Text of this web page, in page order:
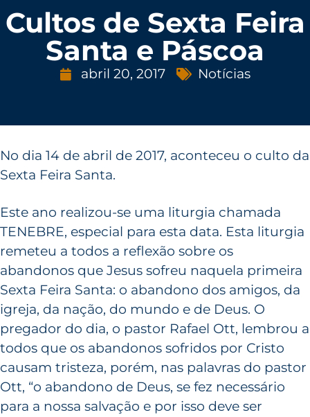
Cultos de Sexta Feira
Santa e Páscoa
abril 20, 2017 Notícias
No dia 14 de abril de 2017, aconteceu o culto da
Sexta Feira Santa.
Este ano realizou-se uma liturgia chamada
TENEBRE, especial para esta data. Esta liturgia
remeteu a todos a reflexão sobre os
abandonos que Jesus sofreu naquela primeira
Sexta Feira Santa: o abandono dos amigos, da
igreja, da nação, do mundo e de Deus. O
pregador do dia, o pastor Rafael Ott, lembrou a
todos que os abandonos sofridos por Cristo
causam tristeza, porém, nas palavras do pastor
Ott, “o abandono de Deus, se fez necessário
para a nossa salvação e por isso deve ser